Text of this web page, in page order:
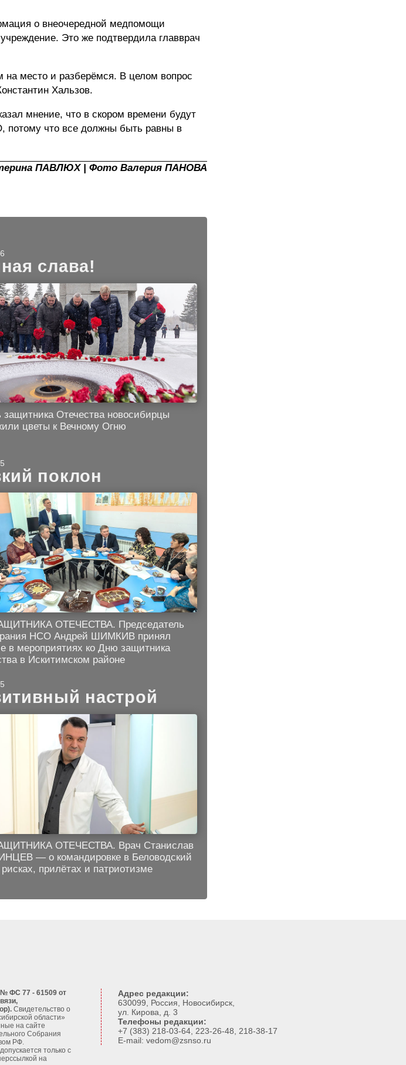
о внеочередной медпомощи
Это же подтвердила главврач
на место и разберёмся. В целом вопрос
Хальзов.
мнение, что в скором времени будут
потому что все должны быть равны в
ПАВЛЮХ | Фото Валерия ПАНОВА
слава!
защитника Отечества новосибирцы
цветы к Вечному Огню
поклон
ОТЕЧЕСТВА. Председатель
НСО Андрей ШИМКИВ принял
в мероприятиях ко Дню защитника
в Искитимском районе
настрой
ОТЕЧЕСТВА. Врач Станислав
— о командировке в Беловодский
прилётах и патриотизме
№ ФС 77 - 61509 от
Свидетельство о
области»
на сайте
Собрания
РФ.
только с
на
Адрес редакции:
630099, Россия, Новосибирск,
ул. Кирова, д. 3
Телефоны редакции:
+7 (383) 218-03-64, 223-26-48, 218-38-17
E-mail: vedom@zsnso.ru